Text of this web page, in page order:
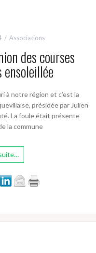
Associations
des courses
ensoleillée
à notre région et c’est la
présidée par Julien
La foule était présente
la commune